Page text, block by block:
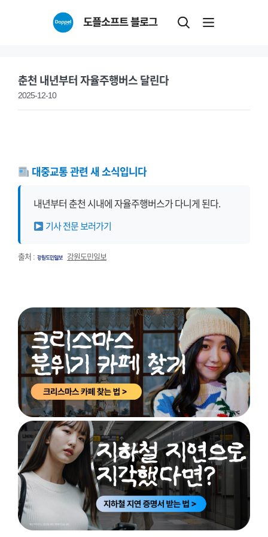
도플소프트 블로그
춘천 내년부터 자율주행버스 달린다
2025-12-10
대중교통 관련 새 소식입니다
내년부터 춘천 시내에 자율주행버스가 다니게 된다.
기사 전문 보러가기
출처 : 강원도민일보